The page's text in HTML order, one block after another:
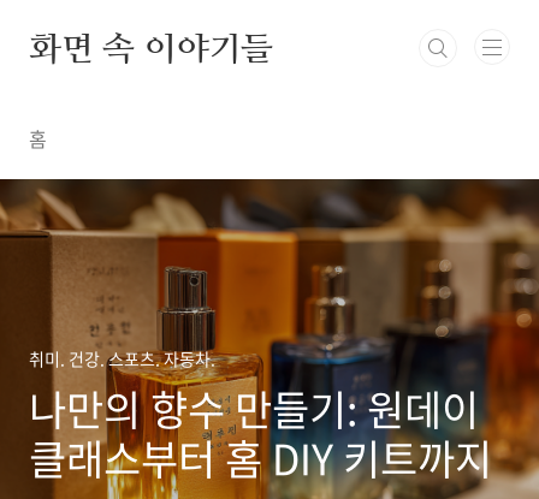
화면 속 이야기들
홈
취미. 건강. 스포츠. 자동차.
나만의 향수 만들기: 원데이
클래스부터 홈 DIY 키트까지